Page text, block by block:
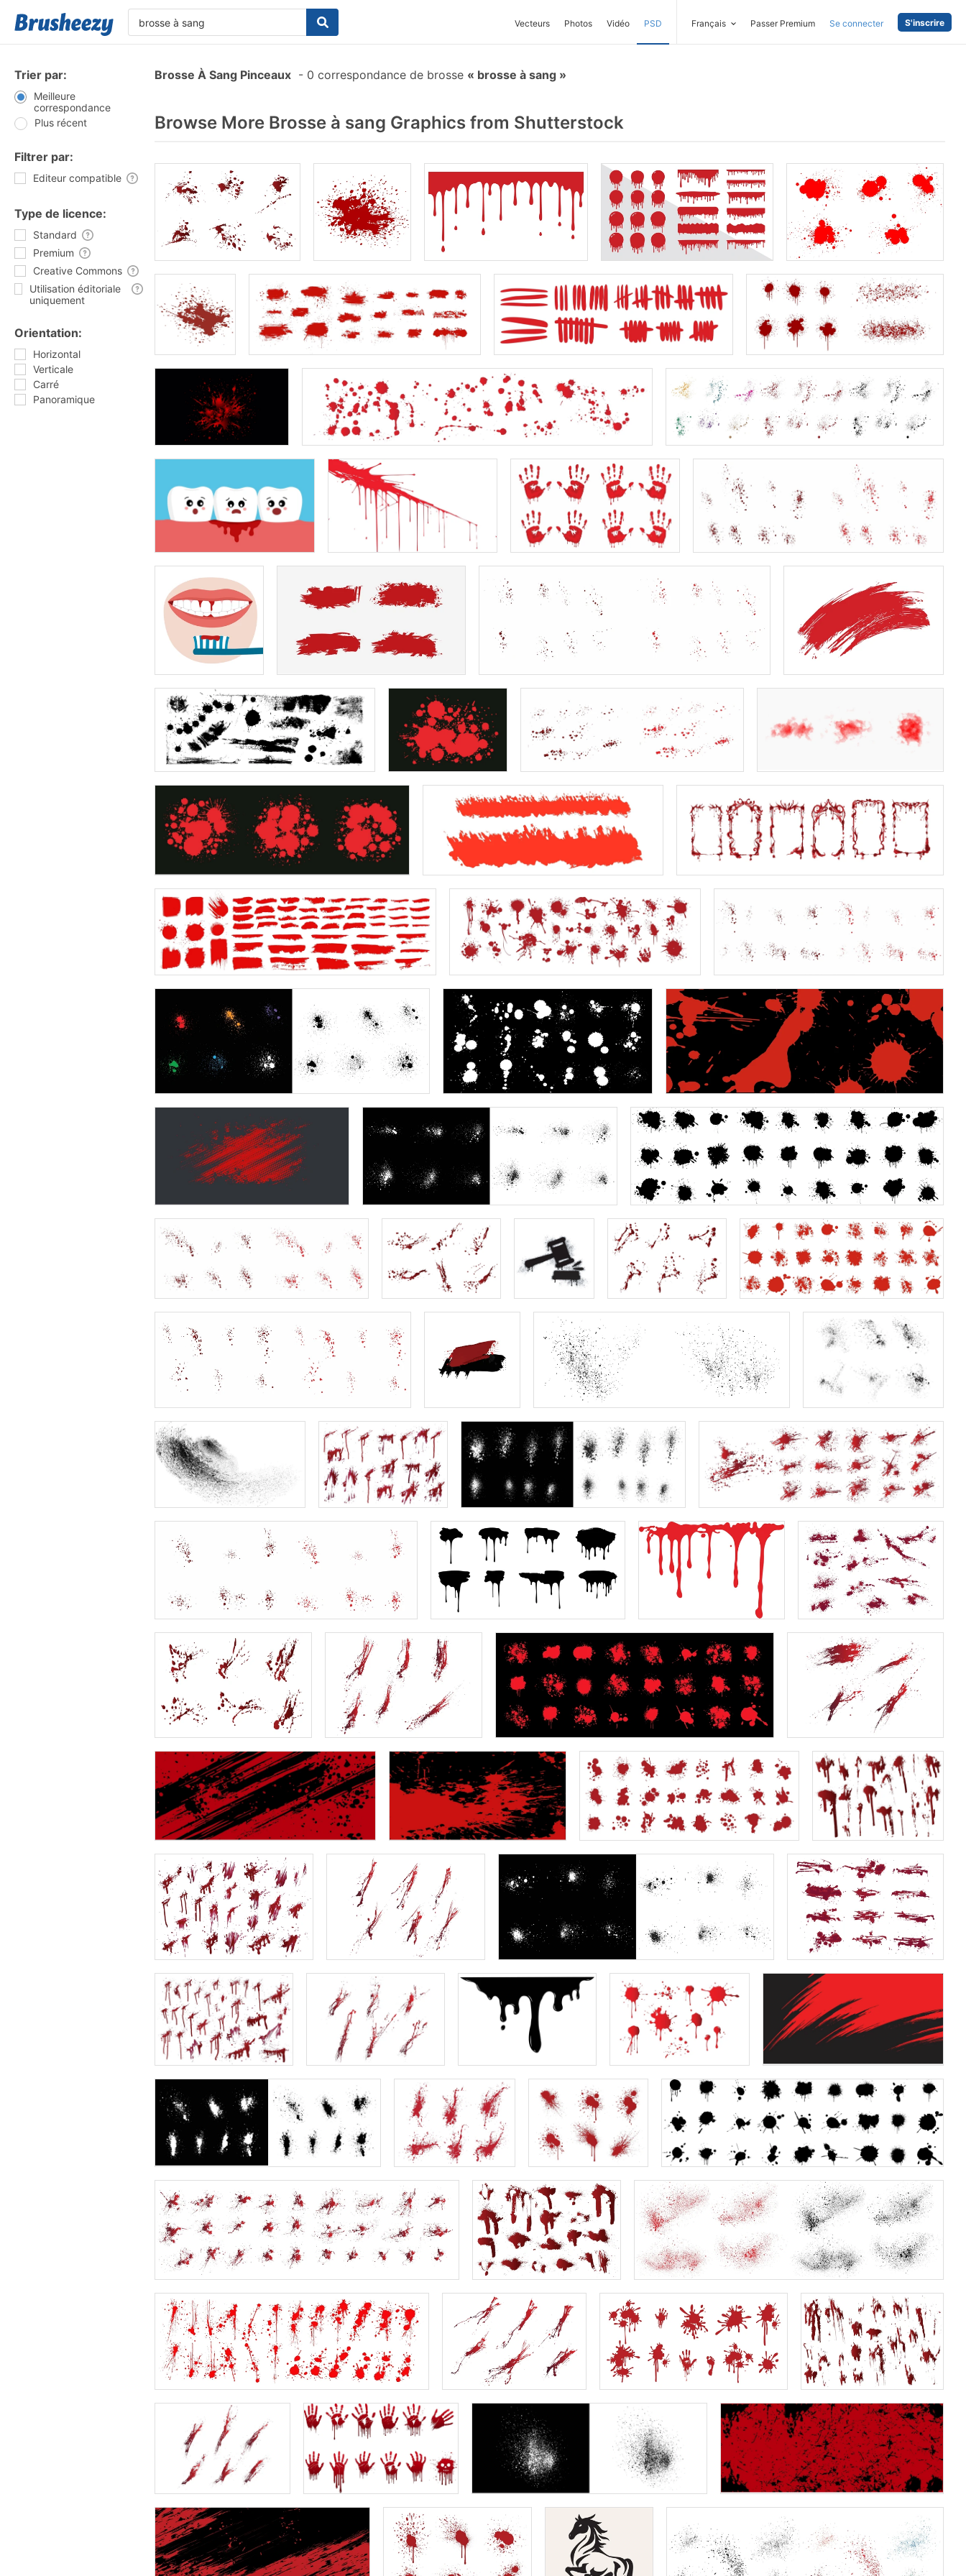
Vecteurs Photos Vidéo PSD Français Passer Premium Se connecter S'inscrire
Trier par:
Meilleure
correspondance
Plus récent
Filtrer par:
Editeur compatible
Type de licence:
Standard
Premium
Creative Commons
Utilisation éditoriale
uniquement
Orientation:
Horizontal
Verticale
Carré
Panoramique
Brosse À Sang Pinceaux - 0 correspondance de brosse brosse à sang
Browse More Brosse à sang Graphics from Shutterstock